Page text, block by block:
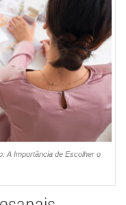
A Importância de Escolher o